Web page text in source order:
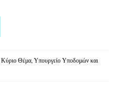
Κύριο Θέμα, Υπουργείο Υποδομών και